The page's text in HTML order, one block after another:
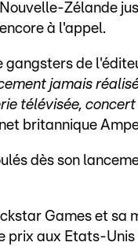
Zélande
à l'appel.
gangsters de
jamais
télévisée, concert
britannique
dès son
Games et sa
prix aux Etats-Unis